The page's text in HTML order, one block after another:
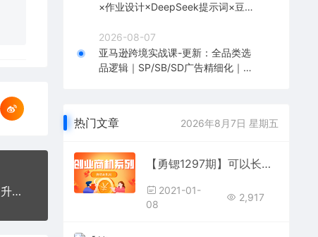
【勇锶380期】美团+大众点评商家：快速五星+提升获客运营技术
×作业设计×DeepSeek提示词×豆包
賺钱
2026-08-07
亚马逊跨境实战课-更新：全品类选
品逻辑｜SP/SB/SD广告精细化｜新
热门文章 2026年8月7日 星期五
【勇锶1297期】可以长期发展的文字网赚项目，前期日赚几百不是问题
2021-01-
08
2,917